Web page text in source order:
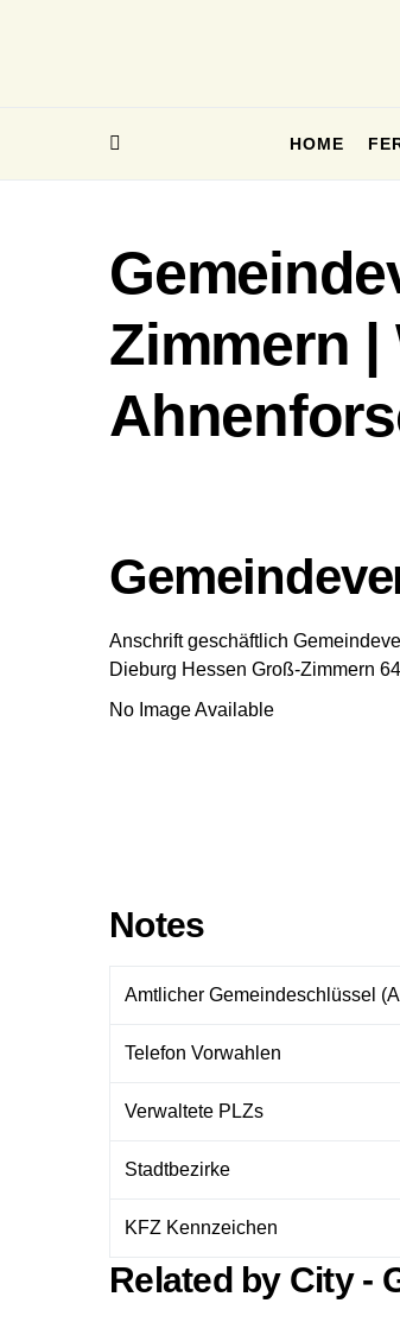
HOME
Zimmern
Anschrift geschäftlich
Dieburg Hessen Groß-Zimmern
No Image Available
Notes
Amtlicher Gemeindeschlüssel
Telefon Vorwahlen
Verwaltete PLZs
Stadtbezirke
KFZ Kennzeichen
Related by City -